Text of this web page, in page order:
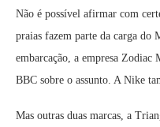
Não é possível afirmar com
praias fazem parte da carga do
embarcação, a empresa Zodiac
BBC sobre o assunto. A Nike
Mas outras duas marcas, a